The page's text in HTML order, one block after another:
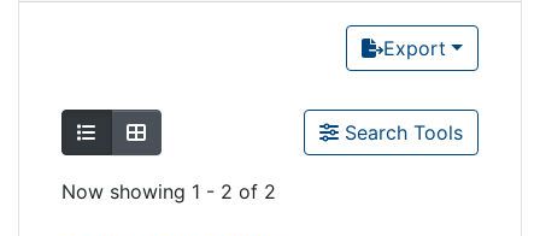
Export
Show as list
Show as grid Search Tools
Now showing 1 - 2 of 2